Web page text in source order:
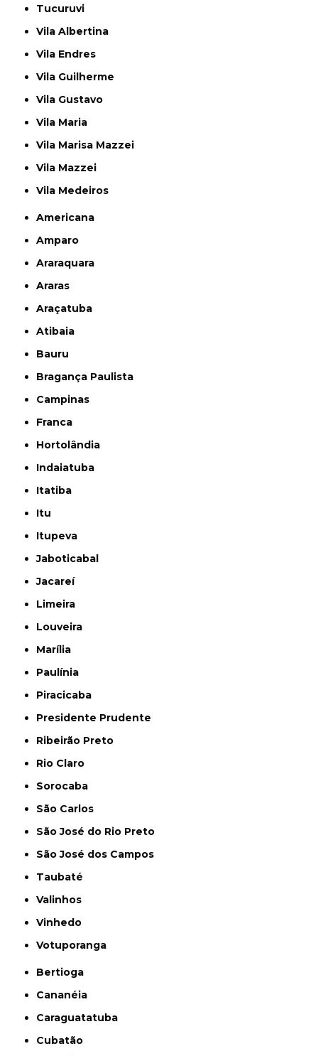
Tucuruvi
Vila Albertina
Vila Endres
Vila Guilherme
Vila Gustavo
Vila Maria
Vila Marisa Mazzei
Vila Mazzei
Vila Medeiros
Americana
Amparo
Araraquara
Araras
Araçatuba
Atibaia
Bauru
Bragança Paulista
Campinas
Franca
Hortolândia
Indaiatuba
Itatiba
Itu
Itupeva
Jaboticabal
Jacareí
Limeira
Louveira
Marília
Paulínia
Piracicaba
Presidente Prudente
Ribeirão Preto
Rio Claro
Sorocaba
São Carlos
São José do Rio Preto
São José dos Campos
Taubaté
Valinhos
Vinhedo
Votuporanga
Bertioga
Cananéia
Caraguatatuba
Cubatão